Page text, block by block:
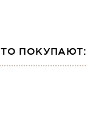
ПОКУПАЮТ: